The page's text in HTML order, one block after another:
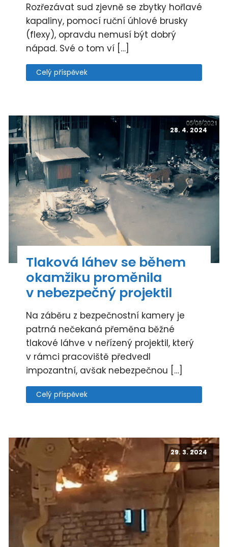
Rozřezávat sud zjevně se zbytky hořlavé
kapaliny, pomocí ruční úhlové brusky
(flexy), opravdu nemusí být dobrý
nápad. Své o tom ví […]
Celý příspěvek
28. 4. 2024
Tlaková láhev se během
okamžiku proměnila
v nebezpečný projektil
Na záběru z bezpečnostní kamery je
patrná nečekaná přeměna běžné
tlakové láhve v neřízený projektil, který
v rámci pracoviště předvedl
impozantní, avšak nebezpečnou […]
Celý příspěvek
29. 3. 2024